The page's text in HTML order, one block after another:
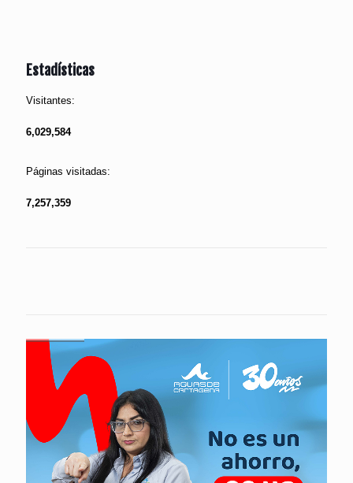
Estadísticas
Visitantes:
6,029,584
Páginas visitadas:
7,257,359